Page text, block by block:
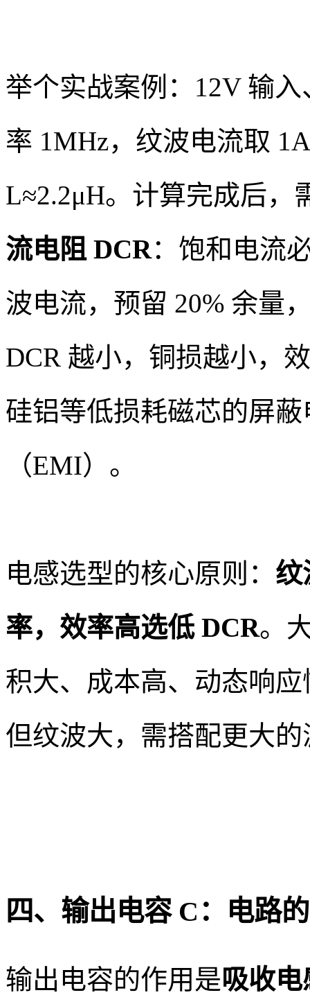
举个实战案例：12V 输
率 1MHz，纹波电流取
L≈2.2μH。计算完成后，
流电阻 DCR：饱和电流
波电流，预留 20% 余量
DCR 越小，铜损越小，
硅铝等低损耗磁芯的屏
（EMI）。
电感选型的核心原则： 纹
率，效率高选低 DCR。
积大、成本高、动态响
但纹波大，需搭配更大
四、输出电容 C：电路
输出电容的作用是吸收